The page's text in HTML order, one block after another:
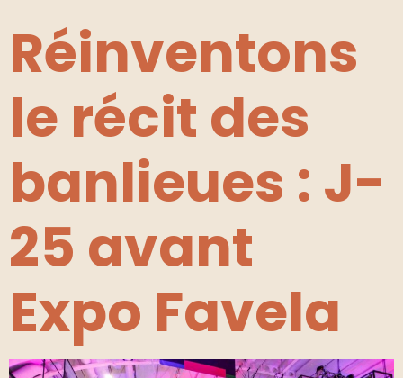
Réinventons
le récit des
banlieues : J-
25 avant
Expo Favela